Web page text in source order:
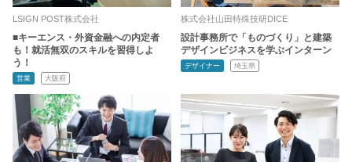
LSIGN POST株式会社
■キーエンス・外資金融への内定者
も！就活無双のスキルを習得しよ
う！
営業 大阪府
株式会社山田特殊技研DICE
設計事務所で「ものづくり」と建築
デザインビジネスを学ぶインターン
デザイナー 埼玉県